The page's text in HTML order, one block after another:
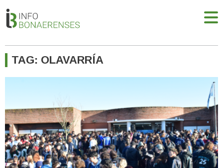
TAG: OLAVARRÍA